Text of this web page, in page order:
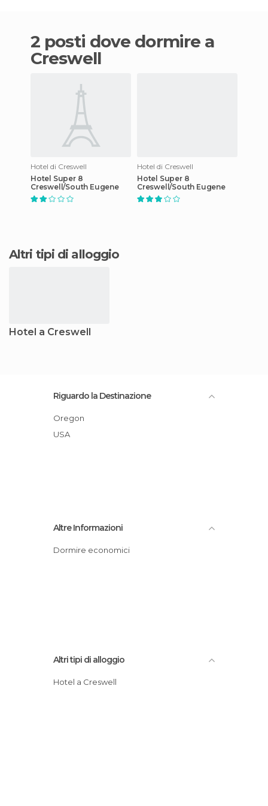
2 posti dove dormire a
Creswell
Hotel di Creswell
Hotel Super 8
Creswell/South Eugene
Hotel di Creswell
Hotel Super 8
Creswell/South Eugene
Altri tipi di alloggio
Hotel a Creswell
Riguardo la Destinazione
Oregon
USA
Altre Informazioni
Dormire economici
Altri tipi di alloggio
Hotel a Creswell